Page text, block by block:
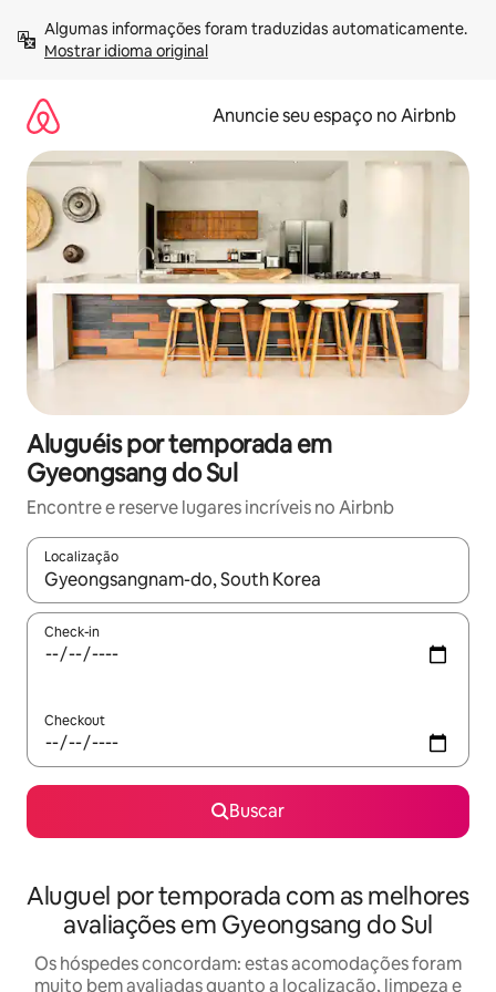
para
Mostrar idioma original
Anuncie seu espaço no Airbnb
Aluguéis por temporada em
Gyeongsang do Sul
Encontre e reserve lugares incríveis no Airbnb
Localização
Quando os resultados estiverem disponíveis, explore-os
Check-in
Checkout
Buscar
Aluguel por temporada com as melhores
avaliações em Gyeongsang do Sul
Os hóspedes concordam: estas acomodações foram
muito bem avaliadas quanto a localização, limpeza e